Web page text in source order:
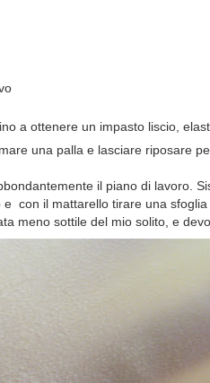
a ottenere un impasto liscio,
una palla e lasciare riposare
il piano di lavoro.
e con il mattarello tirare una
meno sottile del mio solito, e